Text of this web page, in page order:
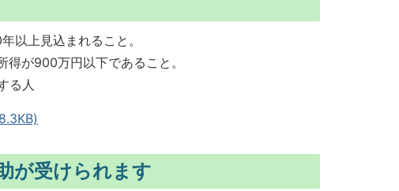
以上見込まれること。
が900万円以下であること。
る人
が受けられます